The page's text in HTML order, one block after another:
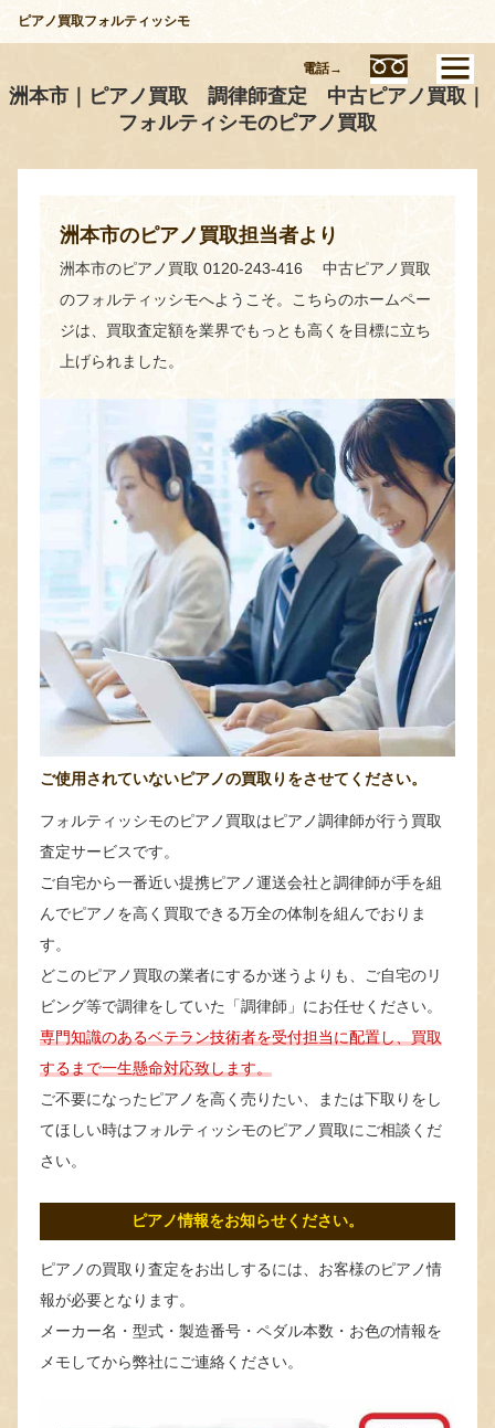
ピアノ買取フォルティッシモ
洲本市｜ピアノ買取 調律師査定 中古ピアノ買取｜
フォルティシモのピアノ買取
洲本市のピアノ買取担当者より
洲本市のピアノ買取 0120-243-416 中古ピアノ買取
のフォルティッシモへようこそ。こちらのホームペー
ジは、買取査定額を業界でもっとも高くを目標に立ち
上げられました。
ご使用されていないピアノの買取りをさせてください。
フォルティッシモのピアノ買取はピアノ調律師が行う買取
査定サービスです。
ご自宅から一番近い提携ピアノ運送会社と調律師が手を組
んでピアノを高く買取できる万全の体制を組んでおりま
す。
どこのピアノ買取の業者にするか迷うよりも、ご自宅のリ
ビング等で調律をしていた「調律師」にお任せください。
専門知識のあるベテラン技術者を受付担当に配置し、買取
するまで一生懸命対応致します。
ご不要になったピアノを高く売りたい、または下取りをし
てほしい時はフォルティッシモのピアノ買取にご相談くだ
さい。
ピアノ情報をお知らせください。
ピアノの買取り査定をお出しするには、お客様のピアノ情
報が必要となります。
メーカー名・型式・製造番号・ペダル本数・お色の情報を
メモしてから弊社にご連絡ください。
電話→